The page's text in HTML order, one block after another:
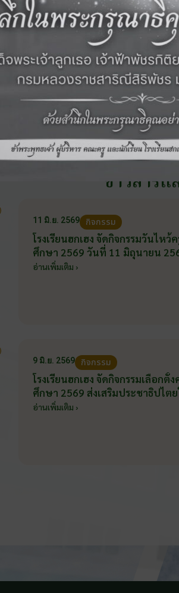
‹ กิจกรรมก่อนหน้า ดูภาพกิจกรรมอื่นๆ
ข่าวสาร
11 มิ.ย. 2569 กิจกรรม
โรงเรียนฮกเฮง จัดกิจกรรมวันไห
ศึกษา 2569 วันที่ 11 มิถุนายน
อ่านเพิ่มเติม ›
9 มิ.ย. 2569 กิจกรรม
โรงเรียนฮกเฮง จัดกิจกรรมเลือก
ศึกษา 2569 ส่งเสริมประชาธิปไต
อ่านเพิ่มเติม ›